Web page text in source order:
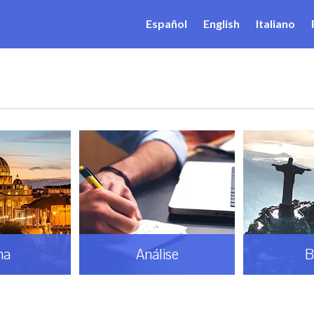
Español English Italiano
Análise